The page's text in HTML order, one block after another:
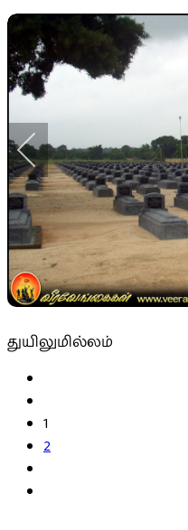
துயிலுமில்லம்
1
2